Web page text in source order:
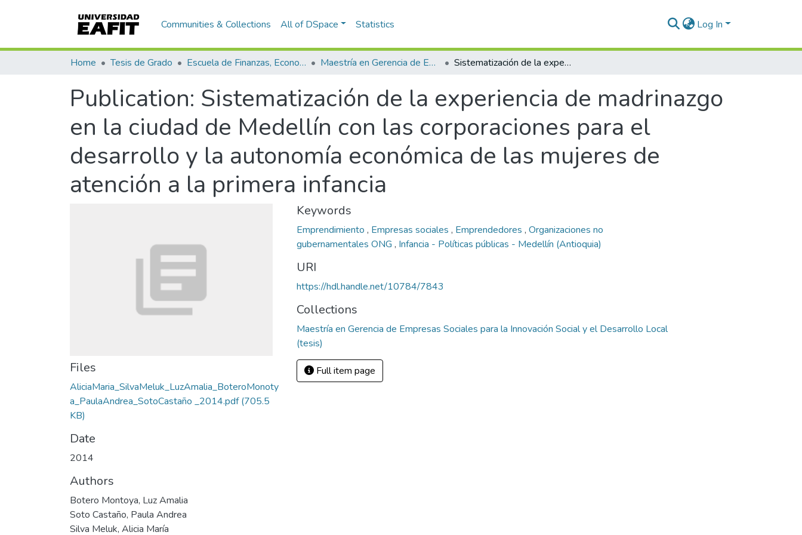
Communities & Collections All of DSpace Statistics Log In
Home Tesis de Grado Escuela de Finanzas, Economía y Gobierno Maestría en Gerencia de Empresas Sociales para la Innovación Social y el Desarrollo Local (tesis) Sistematización de la experiencia de madrinazgo en la ciudad de Medellín con las corporaciones para el desarrollo y la autonomía económica de las mujeres de atención a la primera infancia
Publication: Sistematización de la experiencia de madrinazgo
en la ciudad de Medellín con las corporaciones para el
desarrollo y la autonomía económica de las mujeres de
atención a la primera infancia
Files
AliciaMaria_SilvaMeluk_LuzAmalia_BoteroMonoty
a_PaulaAndrea_SotoCastaño _2014.pdf(705.5
KB)
Date
2014
Authors
Botero Montoya, Luz Amalia
Soto Castaño, Paula Andrea
Silva Meluk, Alicia María
Keywords
Emprendimiento , Empresas sociales , Emprendedores , Organizaciones no
gubernamentales ONG , Infancia - Políticas públicas - Medellín (Antioquia)
URI
https://hdl.handle.net/10784/7843
Collections
Maestría en Gerencia de Empresas Sociales para la Innovación Social y el Desarrollo Local
(tesis)
Full item page